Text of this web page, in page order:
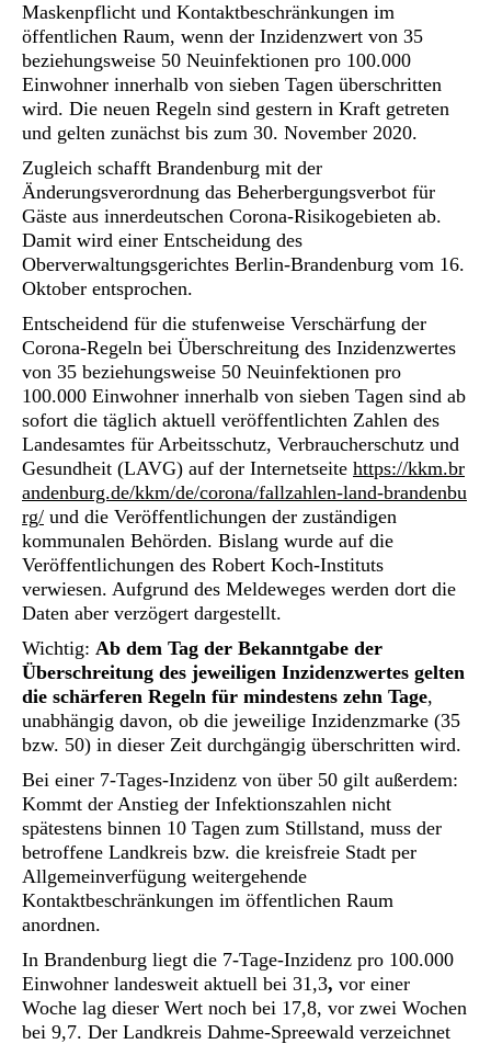
Maskenpflicht und Kontaktbeschränkungen im
öffentlichen Raum, wenn der Inzidenzwert von 35
beziehungsweise 50 Neuinfektionen pro 100.000
Einwohner innerhalb von sieben Tagen überschritten
wird. Die neuen Regeln sind gestern in Kraft getreten
und gelten zunächst bis zum 30. November 2020.
Zugleich schafft Brandenburg mit der
Änderungsverordnung das Beherbergungsverbot für
Gäste aus innerdeutschen Corona-Risikogebieten ab.
Damit wird einer Entscheidung des
Oberverwaltungsgerichtes Berlin-Brandenburg vom 16.
Oktober entsprochen.
Entscheidend für die stufenweise Verschärfung der
Corona-Regeln bei Überschreitung des Inzidenzwertes
von 35 beziehungsweise 50 Neuinfektionen pro
100.000 Einwohner innerhalb von sieben Tagen sind ab
sofort die täglich aktuell veröffentlichten Zahlen des
Landesamtes für Arbeitsschutz, Verbraucherschutz und
Gesundheit (LAVG) auf der Internetseite https://kkm.br
andenburg.de/kkm/de/corona/fallzahlen-land-brandenbu
rg/ und die Veröffentlichungen der zuständigen
kommunalen Behörden. Bislang wurde auf die
Veröffentlichungen des Robert Koch-Instituts
verwiesen. Aufgrund des Meldeweges werden dort die
Daten aber verzögert dargestellt.
Wichtig: Ab dem Tag der Bekanntgabe der
Überschreitung des jeweiligen Inzidenzwertes gelten
die schärferen Regeln für mindestens zehn Tage,
unabhängig davon, ob die jeweilige Inzidenzmarke (35
bzw. 50) in dieser Zeit durchgängig überschritten wird.
Bei einer 7-Tages-Inzidenz von über 50 gilt außerdem:
Kommt der Anstieg der Infektionszahlen nicht
spätestens binnen 10 Tagen zum Stillstand, muss der
betroffene Landkreis bzw. die kreisfreie Stadt per
Allgemeinverfügung weitergehende
Kontaktbeschränkungen im öffentlichen Raum
anordnen.
In Brandenburg liegt die 7-Tage-Inzidenz pro 100.000
Einwohner landesweit aktuell bei 31,3, vor einer
Woche lag dieser Wert noch bei 17,8, vor zwei Wochen
bei 9,7. Der Landkreis Dahme-Spreewald verzeichnet